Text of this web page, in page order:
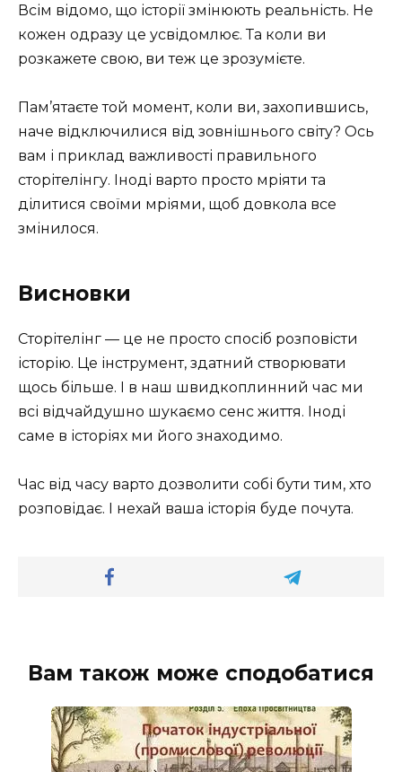
Всім відомо, що історії змінюють реальність. Не
кожен одразу це усвідомлює. Та коли ви
розкажете свою, ви теж це зрозумієте.
Пам’ятаєте той момент, коли ви, захопившись,
наче відключилися від зовнішнього світу? Ось
вам і приклад важливості правильного
сторітелінгу. Іноді варто просто мріяти та
ділитися своїми мріями, щоб довкола все
змінилося.
Висновки
Сторітелінг — це не просто спосіб розповісти
історію. Це інструмент, здатний створювати
щось більше. І в наш швидкоплинний час ми
всі відчайдушно шукаємо сенс життя. Іноді
саме в історіях ми його знаходимо.
Час від часу варто дозволити собі бути тим, хто
розповідає. І нехай ваша історія буде почута.
Вам також може сподобатися